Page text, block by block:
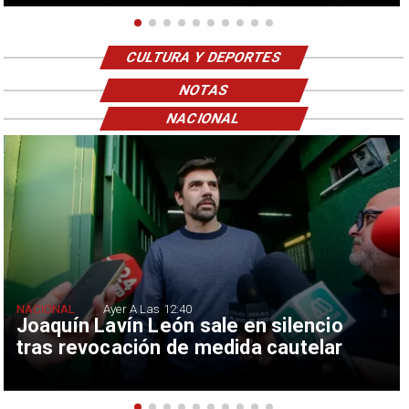
CULTURA Y DEPORTES
NOTAS
Joaquín Lavín León sale en silencio
tras revocación de medida cautelar
NACIONAL Ayer A Las 12:40
NACIONAL